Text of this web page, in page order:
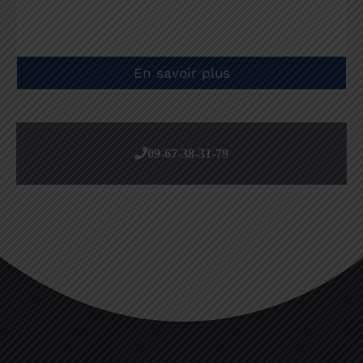
En savoir plus
09-67-38-31-79